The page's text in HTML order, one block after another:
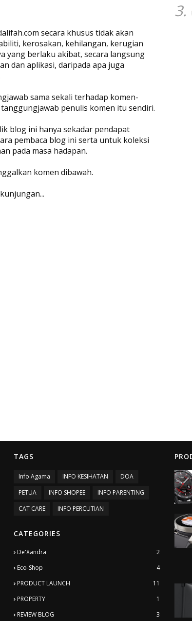
secara khusus tidak akan
kerosakan, kehilangan, kerugian
yang berlaku akibat, secara langsung
dan aplikasi, daripada apa juga
sama sekali terhadap komen-
penulis komen itu sendiri.
blog ini hanya sekadar pendapat
pembaca blog ini serta untuk koleksi
pada masa hadapan.
komen dibawah.
3.
TAGS
Info Agama INFO KESIHATAN
DOA
PETUA
INFO SHOPEE
INFO PARENTING
CAT CARE
INFO PERCUTIAN
CATEGORIES
De'Xandra
2
Eco-Shop
4
PRODUCT LAUNCH
11
PROPERTY
1
REVIEW BLOG
3